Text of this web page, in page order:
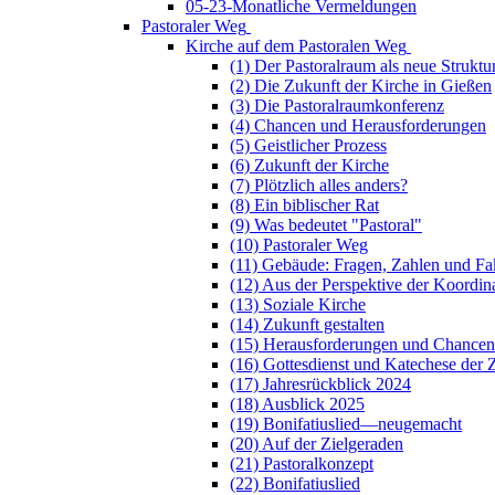
05-23-Monatliche Vermeldungen
Pastoraler Weg
Kirche auf dem Pastoralen Weg
(1) Der Pastoralraum als neue
(2) Die Zukunft der Kirche in Gießen
(3) Die Pastoralraumkonferenz
(4) Chancen und Herausforderungen
(5) Geistlicher Prozess
(6) Zukunft der Kirche
(7) Plötzlich alles anders?
(8) Ein biblischer Rat
(9) Was bedeutet "Pastoral"
(10) Pastoraler Weg
(11) Gebäude: Fragen, Zahlen und
(12) Aus der Perspektive der
(13) Soziale Kirche
(14) Zukunft gestalten
(15) Herausforderungen und Chancen
(16) Gottesdienst und Katechese der
(17) Jahresrückblick 2024
(18) Ausblick 2025
(19) Bonifatiuslied—neugemacht
(20) Auf der Zielgeraden
(21) Pastoralkonzept
(22) Bonifatiuslied